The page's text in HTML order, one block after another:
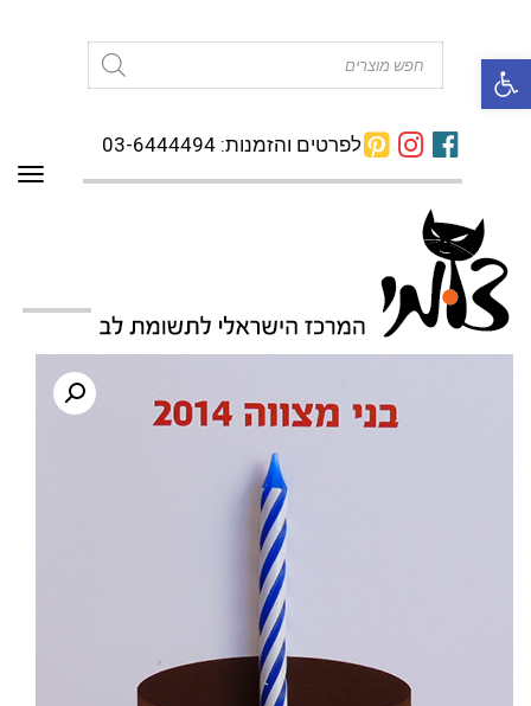
פתח סרגל נגישות
לפרטים והזמנות: 03-6444494